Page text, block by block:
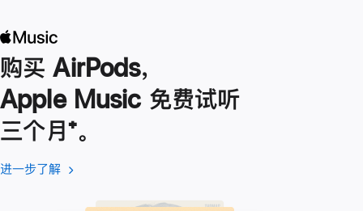
购买 AirPods，
Apple Music 免费试听
三个月脚
注
⁺。
进一步了解 进
(在